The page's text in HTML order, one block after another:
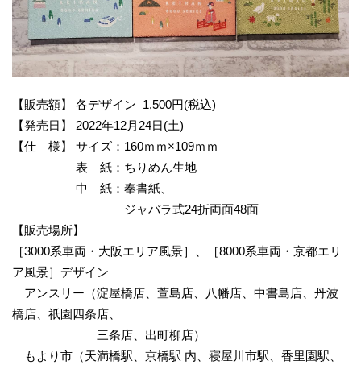
【販売額】 各デザイン 1,500円(税込)
【発売日】 2022年12月24日(土)
【仕 様】 サイズ：160ｍｍ×109ｍｍ
表 紙：ちりめん生地
中 紙：奉書紙、
ジャバラ式24折両面48面
【販売場所】
［3000系車両・大阪エリア風景］、［8000系車両・京都エリ
ア風景］デザイン
アンスリー（淀屋橋店、萱島店、八幡店、中書島店、丹波
橋店、祇園四条店、
三条店、出町柳店）
もより市（天満橋駅、京橋駅 内、寝屋川市駅、香里園駅、